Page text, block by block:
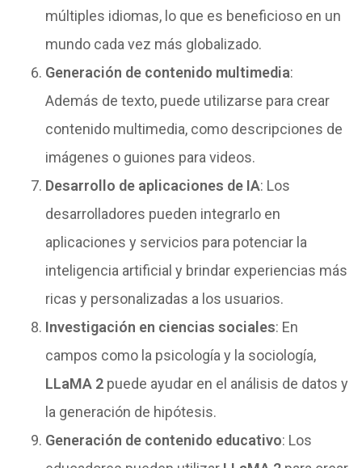
múltiples idiomas, lo que es beneficioso en un
mundo cada vez más globalizado.
Generación de contenido multimedia:
Además de texto, puede utilizarse para crear
contenido multimedia, como descripciones de
imágenes o guiones para videos.
Desarrollo de aplicaciones de IA: Los
desarrolladores pueden integrarlo en
aplicaciones y servicios para potenciar la
inteligencia artificial y brindar experiencias más
ricas y personalizadas a los usuarios.
Investigación en ciencias sociales: En
campos como la psicología y la sociología,
LLaMA 2puede ayudar en el análisis de datos y
la generación de hipótesis.
Generación de contenido educativo: Los